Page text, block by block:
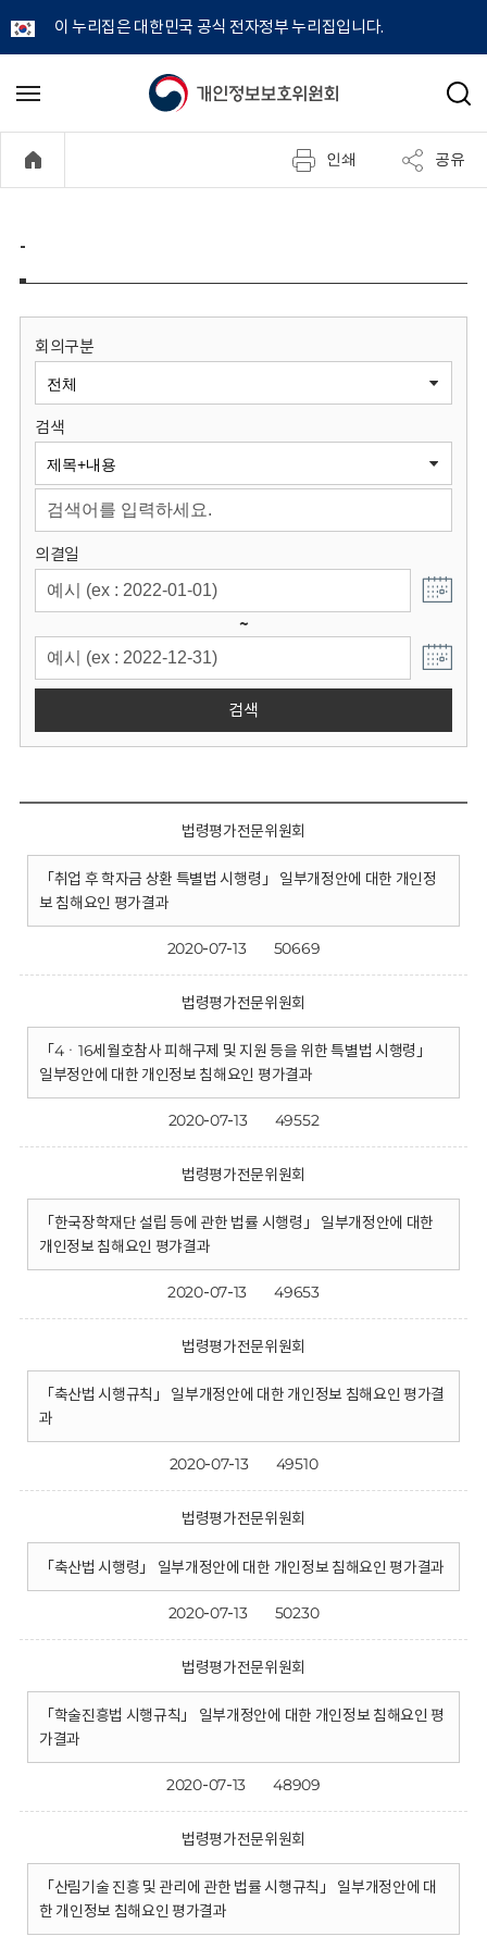
이 누리집은 대한민국 공식 전자정부 누리집입니다.
개
정
보
원
회
메
기
검
인쇄 공유
-
회의구분
검색
의결일
~
검색
법령평가전문위원회
「취업 후 학자금 상환 특별법 시행령」 일부개정안에 대한 개인정
보 침해요인 평가결과
2020-07-13 50669
법령평가전문위원회
「4ㆍ16세월호참사 피해구제 및 지원 등을 위한 특별법 시행령」
일부정안에 대한 개인정보 침해요인 평가결과
2020-07-13 49552
법령평가전문위원회
「한국장학재단 설립 등에 관한 법률 시행령」 일부개정안에 대한
개인정보 침해요인 평갸결과
2020-07-13 49653
법령평가전문위원회
「축산법 시행규칙」 일부개정안에 대한 개인정보 침해요인 평가결
과
2020-07-13 49510
법령평가전문위원회
「축산법 시행령」 일부개정안에 대한 개인정보 침해요인 평가결과
2020-07-13 50230
법령평가전문위원회
「학술진흥법 시행규칙」 일부개정안에 대한 개인정보 침해요인 평
가결과
2020-07-13 48909
법령평가전문위원회
「산림기술 진흥 및 관리에 관한 법률 시행규칙」 일부개정안에 대
한 개인정보 침해요인 평가결과